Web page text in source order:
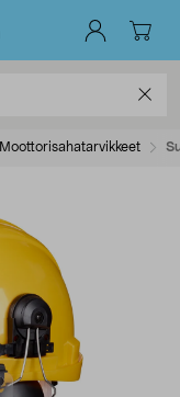
Moottorisahatarvikkeet